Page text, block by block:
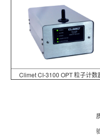
Climet CI-3100 OPT 粒子计数